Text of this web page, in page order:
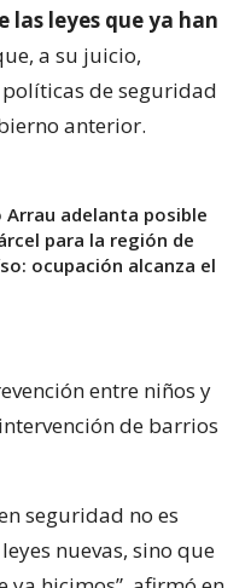
las leyes que ya han
a su juicio,
de seguridad
anterior.
Arrau adelanta posible
para la región de
ocupación alcanza el
entre niños y
de barrios
seguridad no es
nuevas, sino que